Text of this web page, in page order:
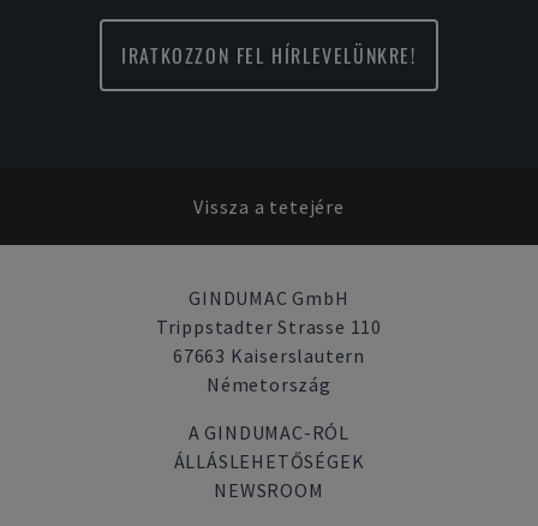
IRATKOZZON FEL HÍRLEVELÜNKRE!
Vissza a tetejére
GINDUMAC GmbH
Trippstadter Strasse 110
67663 Kaiserslautern
Németország
A GINDUMAC-RÓL
ÁLLÁSLEHETŐSÉGEK
NEWSROOM